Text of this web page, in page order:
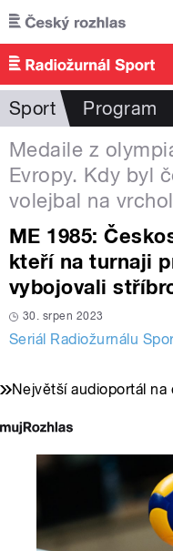
Přejít k hlavnímu obsahu
Sport Program
Medaile z
Evropy. Kdy byl
volejbal na
ME 1985:
kteří na turnaji
vybojovali
30. srpen 2023
Seriál Radiožurnálu
Největší audioportál